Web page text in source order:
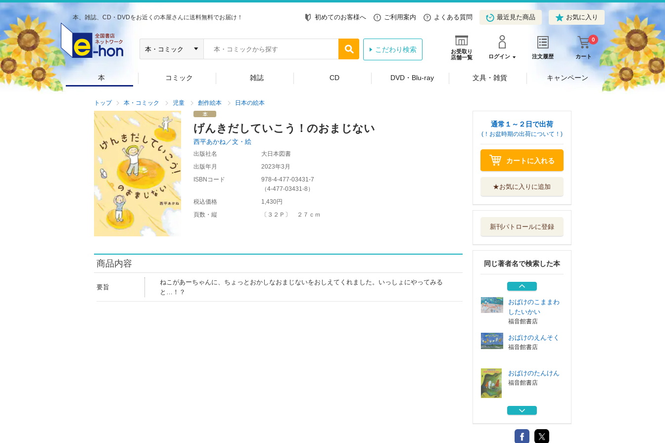
本、雑誌、CD・DVDをお近くの本屋さんに送料無料でお届け！ 初めてのお客様へ ご利用案内 よくある質問 最近見た商品 お気に入り
お受取り
店舗一覧
ログイン 注文履歴 カート
0
こだわり検索
本 コミック 雑誌 CD DVD・Blu-ray 文具・雑貨 キャンペーン
トップ 本・コミック 児童 創作絵本 日本の絵本
げんきだしていこう！のおまじない
西平あかね／文・絵
出版社名
大日本図書
出版年月
2023年3月
ISBNコード
978-4-477-03431-7
（4-477-03431-8 ）
税込価格
1,430円
頁数・縦
〔３２Ｐ〕 ２７ｃｍ
商品内容
要旨
ねこがあーちゃんに、ちょっとおかしなおまじないをおしえてくれました。いっしょにやってみる
と…！？
通常１～２日で出荷
(！お盆時期の出荷について！)
カートに入れる
★お気に入りに追加
新刊パトロールに登録
同じ著者名で検索した本
おばけのたんけん
福音館書店
こんにちはまたお
福音館書店
かたつむりぼうや
とかめばあちゃん
大日本図書
おばけのこままわ
したいかい
福音館書店
おばけのえんそく
福音館書店
おばけのたんけん
福音館書店
こんにちはまたお
福音館書店